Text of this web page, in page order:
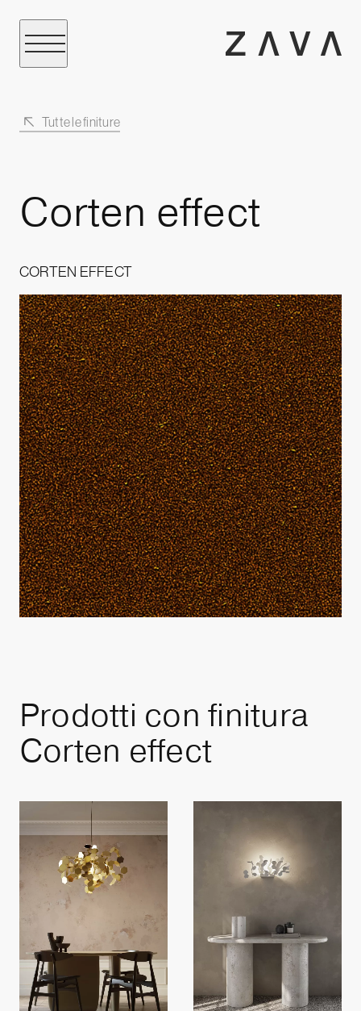
Tutte le finiture
Corten effect
CORTEN EFFECT
Prodotti con finitura
Corten effect